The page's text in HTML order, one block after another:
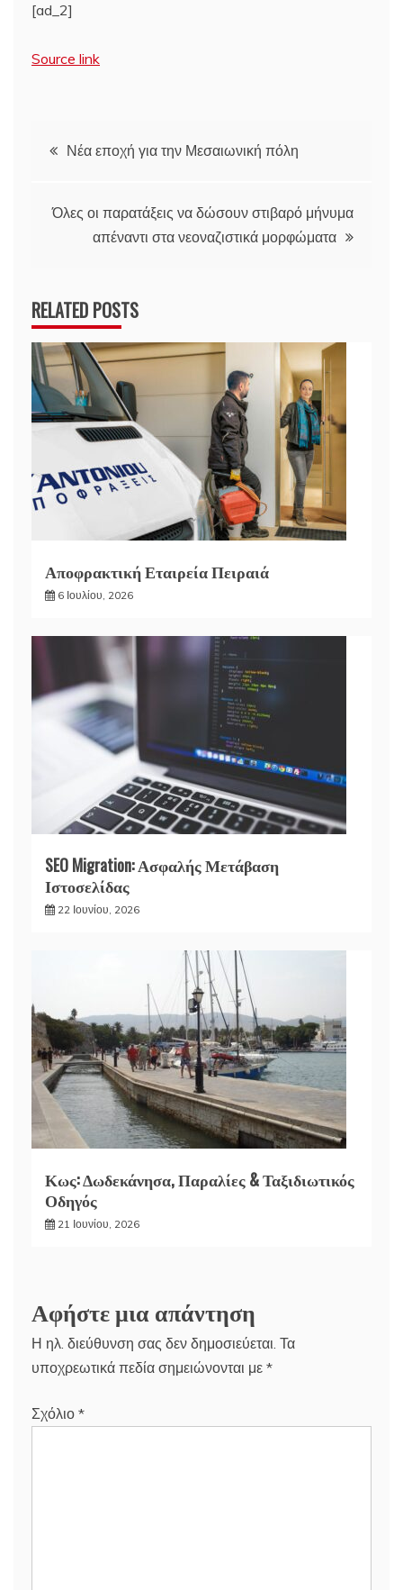
[ad_2]
Source link
Πλοήγηση
Νέα εποχή για την Μεσαιωνική πόλη
Όλες οι παρατάξεις να δώσουν στιβαρό μήνυμα
απέναντι στα νεοναζιστικά μορφώματα
RELATED POSTS
Αποφρακτική Εταιρεία Πειραιά
6 Ιουλίου, 2026
SEO Migration: Ασφαλής Μετάβαση
Ιστοσελίδας
22 Ιουνίου, 2026
Κως: Δωδεκάνησα, Παραλίες & Ταξιδιωτικός
Οδηγός
21 Ιουνίου, 2026
Αφήστε μια απάντηση
Η ηλ. διεύθυνση σας δεν δημοσιεύεται. Τα
υποχρεωτικά πεδία σημειώνονται με *
Σχόλιο *